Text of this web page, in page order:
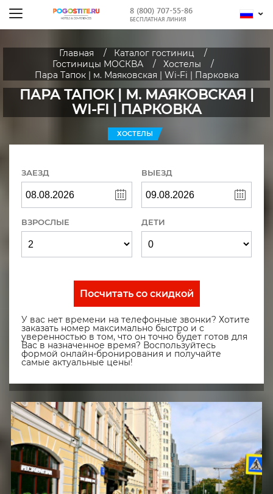
8 (800) 707-55-86
БЕСПЛАТНАЯ ЛИНИЯ
Главная
Каталог гостиниц
Гостиницы МОСКВА
Хостелы
Пара Тапок | м. Маяковская | Wi-Fi | Парковка
ПАРА ТАПОК | М. МАЯКОВСКАЯ |
WI-FI | ПАРКОВКА
ХОСТЕЛЫ
ЗАЕЗД ВЫЕЗД
ВЗРОСЛЫЕ ДЕТИ
Посчитать со скидкой
У вас нет времени на телефонные звонки? Хотите
заказать номер максимально быстро и с
уверенностью в том, что он точно будет готов для
Вас в назначенное время? Воспользуйтесь
формой онлайн-бронирования и получайте
самые актуальные цены!